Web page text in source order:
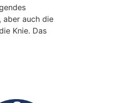
aber auch die
Knie. Das